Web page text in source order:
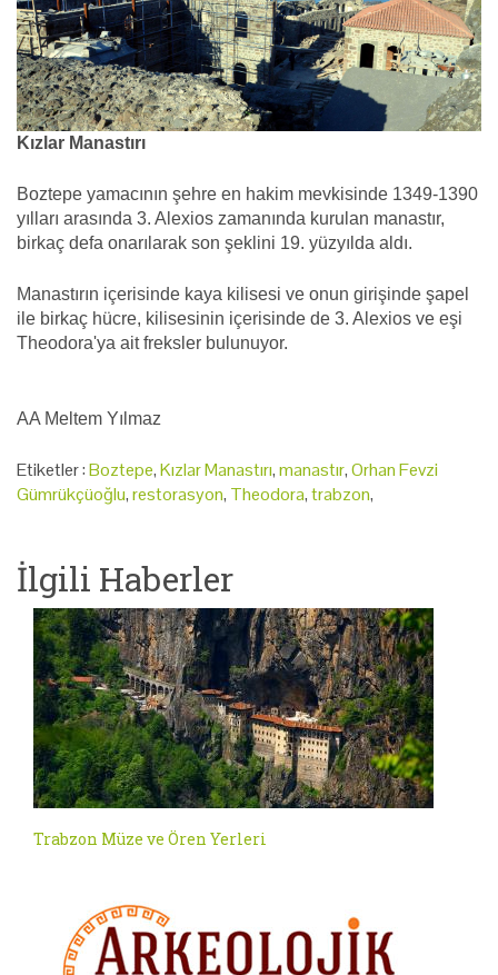
Kızlar Manastırı
Boztepe yamacının şehre en hakim mevkisinde 1349-1390
yılları arasında 3. Alexios zamanında kurulan manastır,
birkaç defa onarılarak son şeklini 19. yüzyılda aldı.
Manastırın içerisinde kaya kilisesi ve onun girişinde şapel
ile birkaç hücre, kilisesinin içerisinde de 3. Alexios ve eşi
Theodora'ya ait freksler bulunuyor.
AA Meltem Yılmaz
Etiketler :Boztepe,Kızlar Manastırı,manastır,Orhan Fevzi
Gümrükçüoğlu,restorasyon, Theodora,trabzon,
İlgili Haberler
Trabzon Müze ve Ören Yerleri